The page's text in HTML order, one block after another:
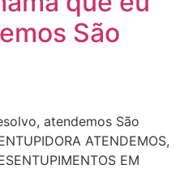
São
atendemos São
ATENDEMOS,
EM